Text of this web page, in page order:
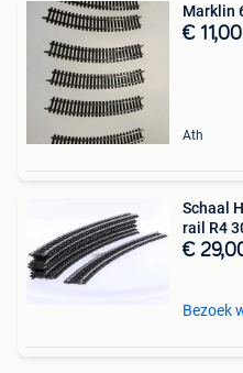
Marklin
€ 11,00
Ath
Schaal
rail R4
€
Bezoek